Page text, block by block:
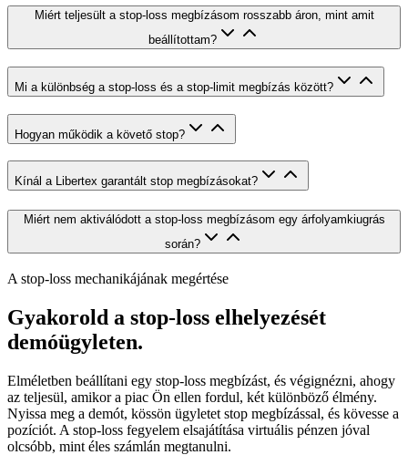
Miért teljesült a stop-loss megbízásom rosszabb áron, mint amit
beállítottam?
Mi a különbség a stop-loss és a stop-limit megbízás között?
Hogyan működik a követő stop?
Kínál a Libertex garantált stop megbízásokat?
Miért nem aktiválódott a stop-loss megbízásom egy árfolyamkiugrás
során?
A stop-loss mechanikájának megértése
Gyakorold a stop-loss elhelyezését
demóügyleten.
Elméletben beállítani egy stop-loss megbízást, és végignézni, ahogy
az teljesül, amikor a piac Ön ellen fordul, két különböző élmény.
Nyissa meg a demót, kössön ügyletet stop megbízással, és kövesse a
pozíciót. A stop-loss fegyelem elsajátítása virtuális pénzen jóval
olcsóbb, mint éles számlán megtanulni.